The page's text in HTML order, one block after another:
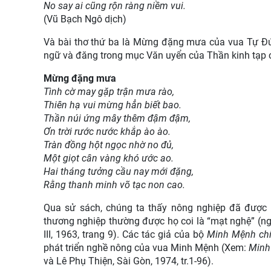
No say ai cũng rộn ràng niềm vui.
(Vũ Bạch Ngô dịch)
Và bài thơ thứ ba là Mừng đặng mưa của vua Tự
ngữ và đăng trong mục Văn uyển của Thần kinh tạp
Mừng đặng mưa
Tình cờ may gặp trận mưa rào,
Thiên hạ vui mừng hẳn biết bao.
Thần núi ứng mây thêm đậm đậm,
Ơn trời rước nước khắp ào ào.
Tràn đồng hột ngọc nhờ no đủ,
Một giọt cân vàng khó ước ao.
Hai tháng tưởng cầu nay mới đặng,
Rằng thanh minh võ tạc non cao.
Qua sử sách, chúng ta thấy nông nghiệp đã
thương nghiệp thường được họ coi là “mạt nghệ”
III, 1963, trang 9). Các tác giả của bộ Minh Mệnh
phát triển nghề nông của vua Minh Mệnh (Xem:
và Lê Phụ Thiện, Sài Gòn, 1974, tr.1-96).